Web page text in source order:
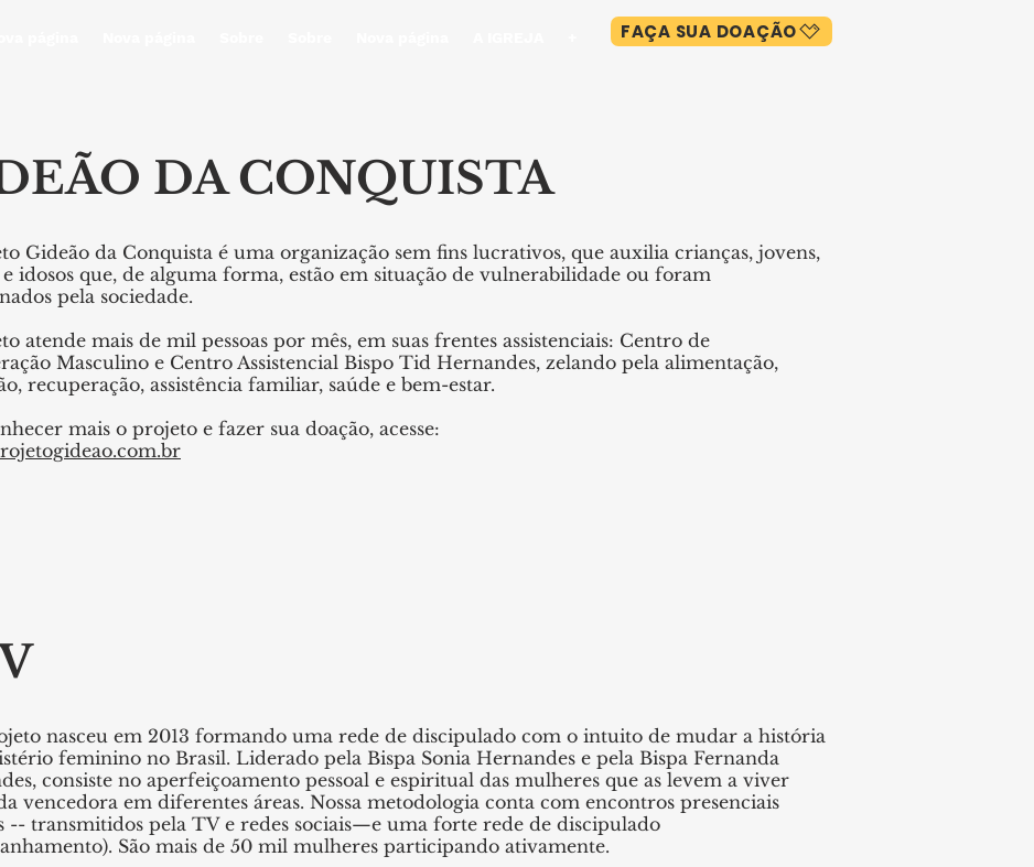
FAÇA SUA DOAÇÃO
DA CONQUISTA
Gideão da Conquista é uma organização sem fins lucrativos, que auxilia crianças, jovens,
idosos que, de alguma forma, estão em situação de vulnerabilidade ou foram
pela sociedade.
atende mais de mil pessoas por mês, em suas frentes assistenciais: Centro de
Masculino e Centro Assistencial Bispo Tid Hernandes, zelando pela alimentação,
recuperação, assistência familiar, saúde e bem-estar.
mais o projeto e fazer sua doação, acesse:
nasceu em 2013 formando uma rede de discipulado com o intuito de mudar a história
feminino no Brasil. Liderado pela Bispa Sonia Hernandes e pela Bispa Fernanda
consiste no aperfeiçoamento pessoal e espiritual das mulheres que as levem a viver
vencedora em diferentes áreas. Nossa metodologia conta com encontros presenciais
-- transmitidos pela TV e redes sociais—e uma forte rede de discipulado
São mais de 50 mil mulheres participando ativamente.